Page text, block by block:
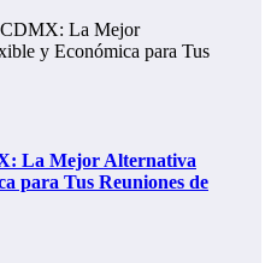
La Mejor Alternativa
para Tus Reuniones de